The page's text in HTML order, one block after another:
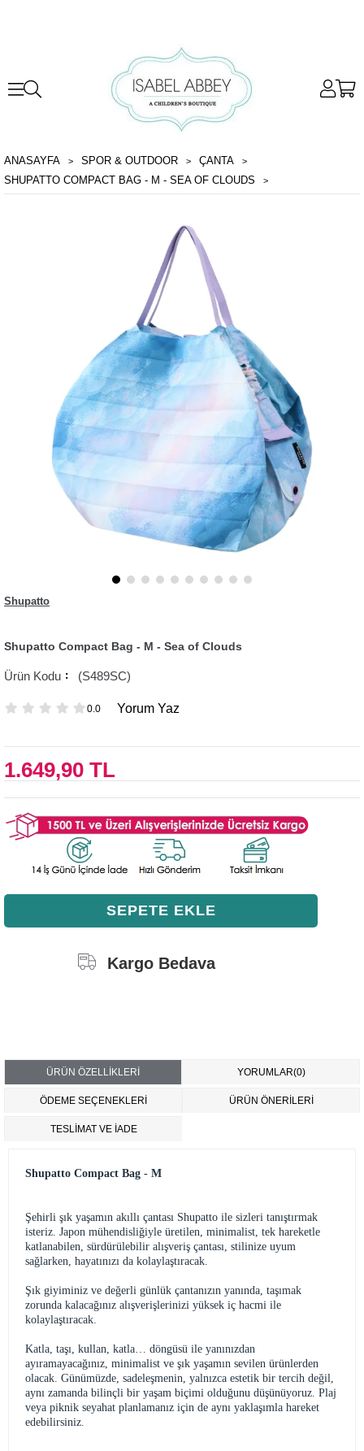
ANASAYFA SPOR & OUTDOOR
ÇANTA
SHUPATTO COMPACT BAG - M - SEA OF CLOUDS
Shupatto
Shupatto Compact Bag - M - Sea of Clouds
(S489SC)
0.0 Yorum Yaz
1.649,90 TL
Kargo Bedava
ÜRÜN ÖZELLIKLERI YORUMLAR(0)
ÖDEME SEÇENEKLERI ÜRÜN ÖNERILERI
TESLİMAT VE İADE
Shupatto Compact Bag - M
Şehirli şık yaşamın akıllı çantası Shupatto ile sizleri tanıştırmak
isteriz. Japon mühendisliğiyle üretilen, minimalist, tek hareketle
katlanabilen, sürdürülebilir alışveriş çantası, stilinize uyum
sağlarken, hayatınızı da kolaylaştıracak.
Şık giyiminiz ve değerli günlük çantanızın yanında, taşımak
zorunda kalacağınız alışverişlerinizi yüksek iç hacmi ile
kolaylaştıracak.
Katla, taşı, kullan, katla… döngüsü ile yanınızdan
ayıramayacağınız, minimalist ve şık yaşamın sevilen ürünlerden
olacak. Günümüzde, sadeleşmenin, yalnızca estetik bir tercih değil,
aynı zamanda bilinçli bir yaşam biçimi olduğunu düşünüyoruz. Plaj
veya piknik seyahat planlamanız için de aynı yaklaşımla hareket
edebilirsiniz.